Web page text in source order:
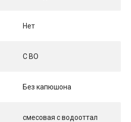
Нет
С ВО
Без капюшона
смесовая с водооттал